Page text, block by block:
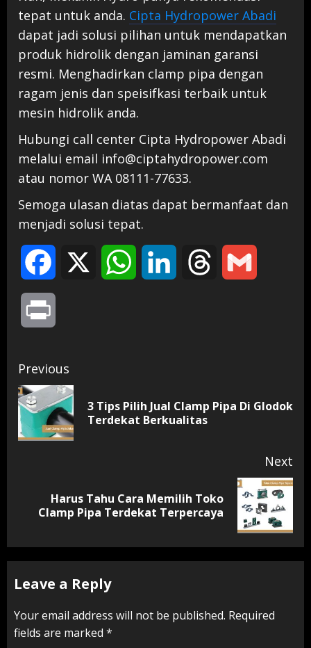
tepat untuk anda. Cipta Hydropower Abadi
dapat jadi solusi pilihan untuk mendapatkan
produk hidrolik dengan jaminan garansi
resmi. Menghadirkan clamp pipa dengan
ragam jenis dan speisifkasi terbaik untuk
mesin hidrolik anda.
Hubungi call center Cipta Hydropower Abadi
melalui email info@ciptahydropower.com
atau nomor WA 08111-77633.
Semoga ulasan diatas dapat bermanfaat dan
menjadi solusi tepat.
Facebook WhatsAppLinkedIn Threads
Continue
Reading
Previous
3 Tips Pilih Jual Clamp Pipa Di Glodok
Terdekat Berkualitas
Next
post:
Harus Tahu Cara Memilih Toko
Clamp Pipa Terdekat Terpercaya
Leave a Reply
Your email address will not be published. Required
fields are marked *